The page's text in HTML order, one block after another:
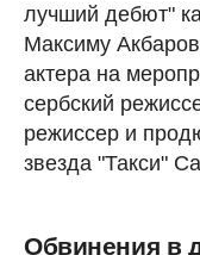
лучший дебют"
Максиму
актера на
сербский
режиссер и
звезда "Такси"
Обвинения в